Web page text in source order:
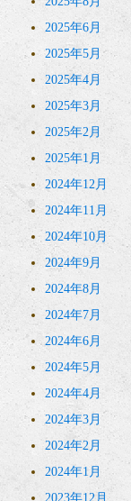
2025年6月
2025年5月
2025年4月
2025年3月
2025年2月
2025年1月
2024年12月
2024年11月
2024年10月
2024年9月
2024年8月
2024年7月
2024年6月
2024年5月
2024年4月
2024年3月
2024年2月
2024年1月
2023年12月